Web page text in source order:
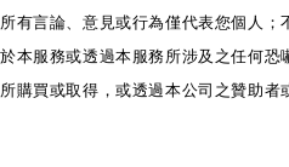
有言論、意見或行為僅代表您個人
本服務或透過本服務所涉及之任何恐
購買或取得，或透過本公司之贊助